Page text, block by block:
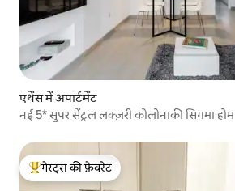
एथेंस में अपार्टमेंट
नई 5* सुपर सेंट्रल लक्ज़री कोलोनाकी सिगमा होम
गेस्ट्स का टॉप फ़ेवरेट
गेस्ट्स की फ़ेवरेट